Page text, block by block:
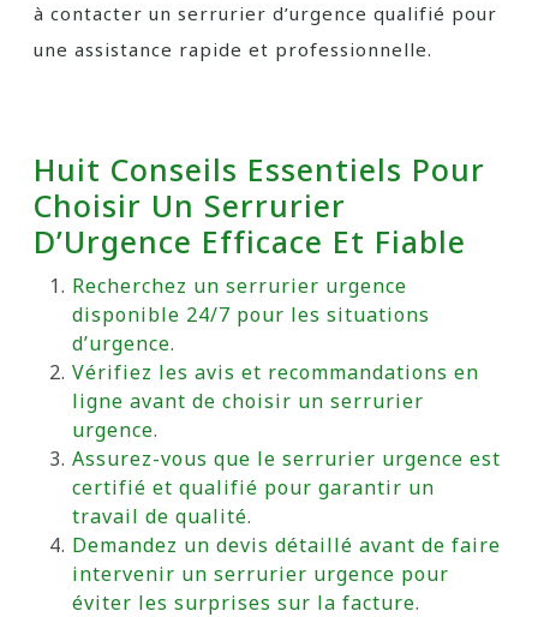
à contacter un serrurier d’urgence qualifié pour
une assistance rapide et professionnelle.
Huit Conseils Essentiels Pour
Choisir Un Serrurier
D’Urgence Efficace Et Fiable
Recherchez un serrurier urgence
disponible 24/7 pour les situations
d’urgence.
Vérifiez les avis et recommandations en
ligne avant de choisir un serrurier
urgence.
Assurez-vous que le serrurier urgence est
certifié et qualifié pour garantir un
travail de qualité.
Demandez un devis détaillé avant de faire
intervenir un serrurier urgence pour
éviter les surprises sur la facture.